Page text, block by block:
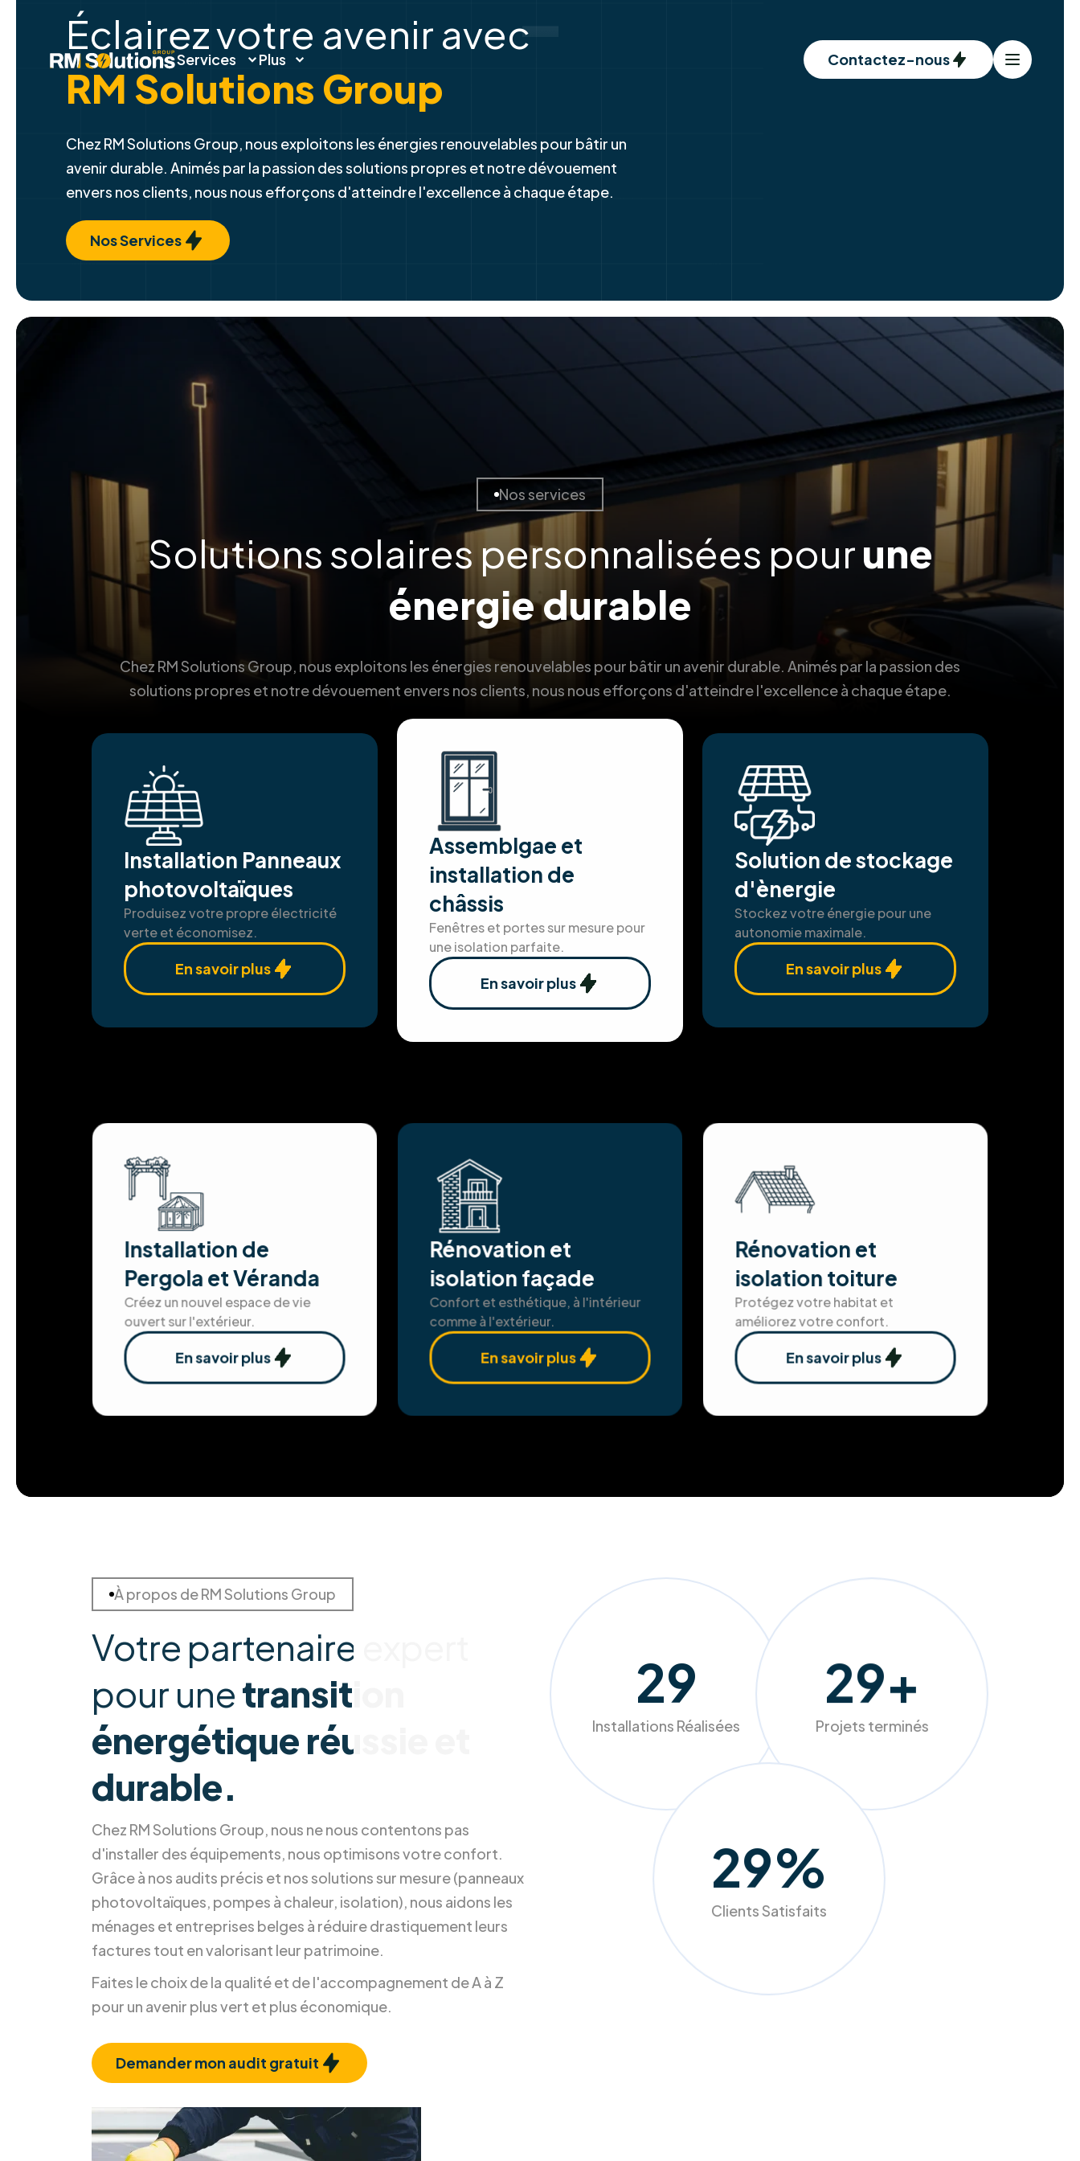
Services Plus Contactez-nous
-
Éclairez votre avenir avec
RM Solutions Group
Chez RM Solutions Group, nous exploitons les énergies renouvelables pour bâtir un
avenir durable. Animés par la passion des solutions propres et notre dévouement
envers nos clients, nous nous efforçons d'atteindre l'excellence à chaque étape.
Nos services
Solutions solaires personnalisées pour
une
énergie durable
Chez RM Solutions Group, nous exploitons les énergies renouvelables pour bâtir un avenir durable. Animés par la passion des
solutions propres et notre dévouement envers nos clients, nous nous efforçons d'atteindre l'excellence à chaque étape.
Installation Panneaux
photovoltaïques
Produisez votre propre électricité
verte et économisez.
Assemblgae et
installation de
châssis
Fenêtres et portes sur mesure pour
une isolation parfaite.
Solution de stockage
d'ènergie
Stockez votre énergie pour une
autonomie maximale.
Installation de
Pergola et Véranda
Créez un nouvel espace de vie
ouvert sur l'extérieur.
Rénovation et
isolation façade
Confort et esthétique, à l'intérieur
comme à l'extérieur.
Rénovation et
isolation toiture
Protégez votre habitat et
améliorez votre confort.
À propos de RM Solutions Group
Votre partenaire expert
pour unetransition
énergétique réussie et
durable.
Chez RM Solutions Group, nous ne nous contentons pas
d'installer des équipements, nous optimisons votre confort.
Grâce à nos audits précis et nos solutions sur mesure (panneaux
photovoltaïques, pompes à chaleur, isolation), nous aidons les
ménages et entreprises belges à réduire drastiquement leurs
factures tout en valorisant leur patrimoine.
pour un avenir plus vert et plus économique.
Demander mon audit gratuit
262
Installations Réalisées
262+
Projets terminés
98%